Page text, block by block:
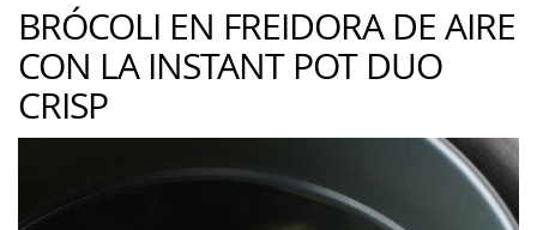
BRÓCOLI EN FREIDORA DE AIRE
CON LA INSTANT POT DUO
CRISP